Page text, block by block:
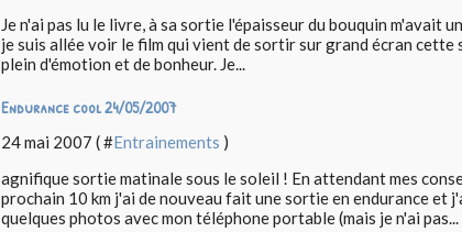
Je n'ai pas lu le livre, à sa sortie l'épaisseur du bouquin m'avait
je suis allée voir le film qui vient de sortir sur grand écran cette
plein d'émotion et de bonheur. Je...
Endurance cool 24/05/2007
24 mai 2007 ( #Entrainements )
agnifique sortie matinale sous le soleil ! En attendant mes
prochain 10 km j'ai de nouveau fait une sortie en endurance et
quelques photos avec mon téléphone portable (mais je n'ai pas...